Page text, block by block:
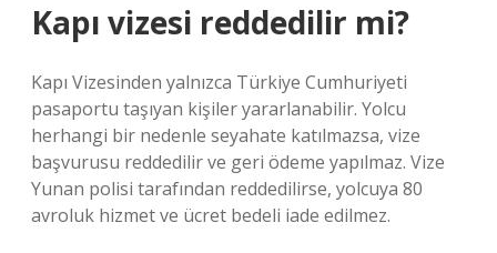
Kapı vizesi reddedilir mi?
Kapı Vizesinden yalnızca Türkiye Cumhuriyeti
pasaportu taşıyan kişiler yararlanabilir. Yolcu
herhangi bir nedenle seyahate katılmazsa, vize
başvurusu reddedilir ve geri ödeme yapılmaz. Vize
Yunan polisi tarafından reddedilirse, yolcuya 80
avroluk hizmet ve ücret bedeli iade edilmez.